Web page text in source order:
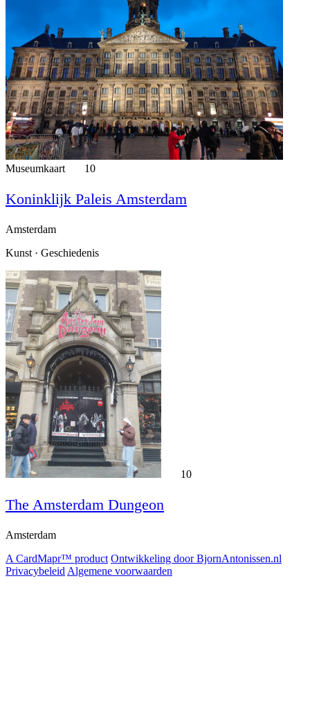
Museumkaart 10
Koninklijk Paleis Amsterdam
Amsterdam
Kunst · Geschiedenis
10
The Amsterdam Dungeon
Amsterdam
A CardMapr™ product Ontwikkeling door BjornAntonissen.nl
Privacybeleid Algemene voorwaarden